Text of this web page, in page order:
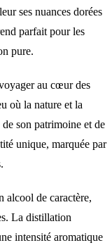
ses nuances dorées
parfait pour les
pure.
au cœur des
où la nature et la
son patrimoine et de
unique, marquée par
alcool de caractère,
La distillation
intensité aromatique